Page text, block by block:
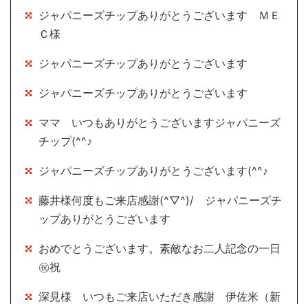
ジャパニーズチップありがとうございます ＭＥ
Ｃ様
ジャパニーズチップありがとうございます
ジャパニーズチップありがとうございます
ママ いつもありがとうございますジャパニーズ
チップ(^^♪
ジャパニーズチップありがとうございます(^^♪
藤井様何度もご来店感謝(^▽^)/ ジャパニーズチ
ップありがとうございます
おめでとうございます。素敵なお二人記念の一日
㊗祝
深見様 いつもご来店いただき感謝 伊佐米（新